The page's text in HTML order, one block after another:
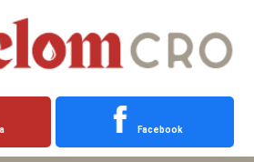
Facebook